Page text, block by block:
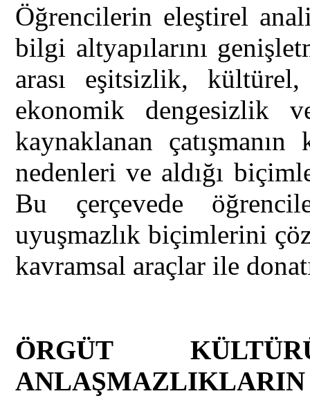
Öğrencilerin eleştirel
bilgi altyapılarını
arası eşitsizlik,
ekonomik dengesizlik
kaynaklanan
nedenleri ve aldığı
Bu çerçevede
uyuşmazlık biçimlerini
kavramsal araçlar ile
ÖRGÜT